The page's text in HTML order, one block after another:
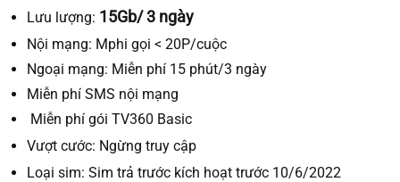
Lưu lượng: 15Gb/ 3 ngày
Nội mạng: Mphi gọi < 20P/cuộc
Ngoại mạng: Miễn phí 15 phút/3 ngày
Miễn phí SMS nội mạng
Miễn phí gói TV360 Basic
Vượt cước: Ngừng truy cập
Loại sim:Sim trả trước kích hoạt trước 10/6/2022